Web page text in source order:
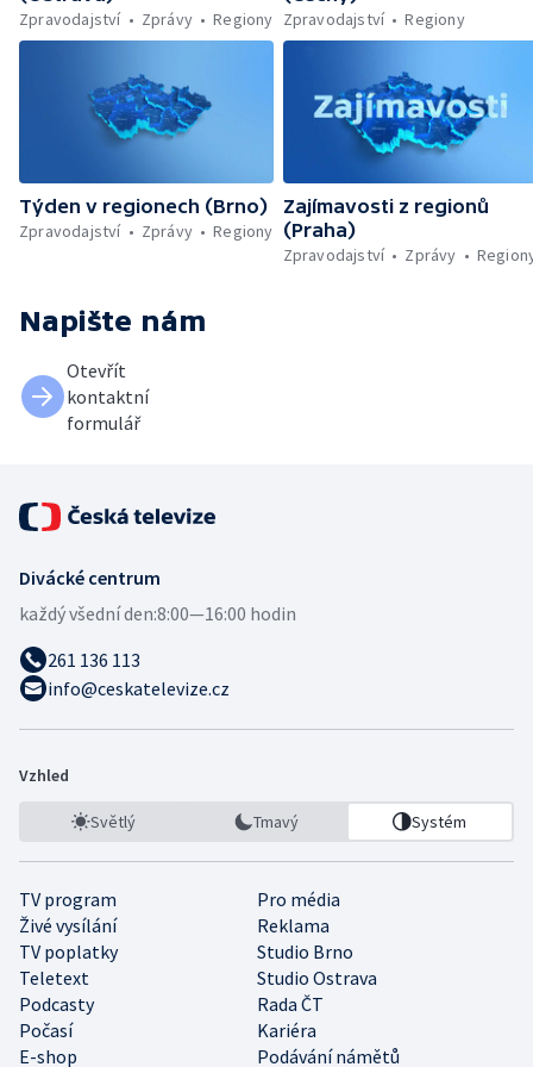
Zpravodajství
Zprávy Regiony Zpravodajství
Regiony
Týden v regionech (Brno)
Zpravodajství
Zprávy Regiony
Zajímavosti z regionů
(Praha)
Zpravodajství
Zprávy
Napište nám
Otevřít
kontaktní
formulář
Divácké centrum
každý všední den:8:00—16:00 hodin
261 136 113
info@ceskatelevize.cz
Vzhled
Světlý Tmavý Systém
TV program
Pro média
Živé vysílání
Reklama
TV poplatky
Studio Brno
Teletext
Studio Ostrava
Podcasty
Rada ČT
Počasí
Kariéra
E-shop
Podávání námětů